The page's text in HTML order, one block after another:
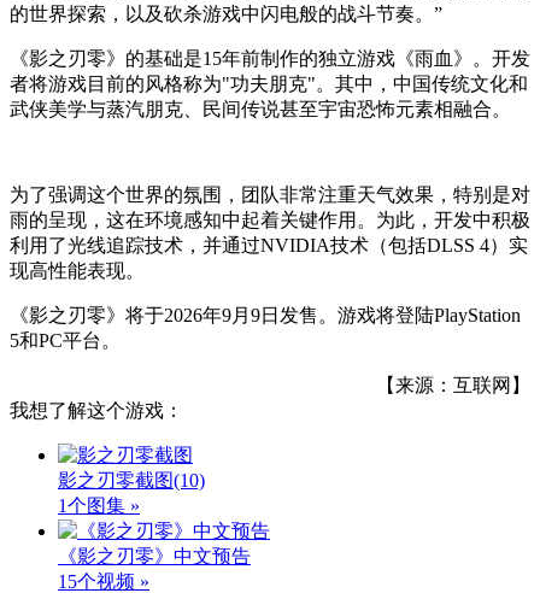
的世界探索，以及砍杀游戏中闪电般的战斗节奏。”
《影之刃零》的基础是15年前制作的独立游戏《雨血》。开发
者将游戏目前的风格称为"功夫朋克"。其中，中国传统文化和
武侠美学与蒸汽朋克、民间传说甚至宇宙恐怖元素相融合。
为了强调这个世界的氛围，团队非常注重天气效果，特别是对
雨的呈现，这在环境感知中起着关键作用。为此，开发中积极
利用了光线追踪技术，并通过NVIDIA技术（包括DLSS 4）实
现高性能表现。
《影之刃零》将于2026年9月9日发售。游戏将登陆PlayStation
5和PC平台。
【来源：互联网】
我想了解这个游戏：
影之刃零截图(10)
1个图集 »
《影之刃零》中文预告
15个视频 »